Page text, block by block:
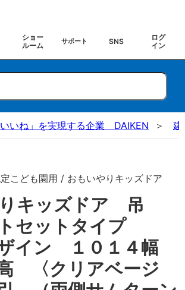
ショー
ルーム
サポート SNS
ログ
イン
いいね」を実現する企業 DAIKEN 建
こども園用 / おもいやりキッズドア
キッズドア 吊
セットタイプ
イン １０１４幅
〈クリアベージ